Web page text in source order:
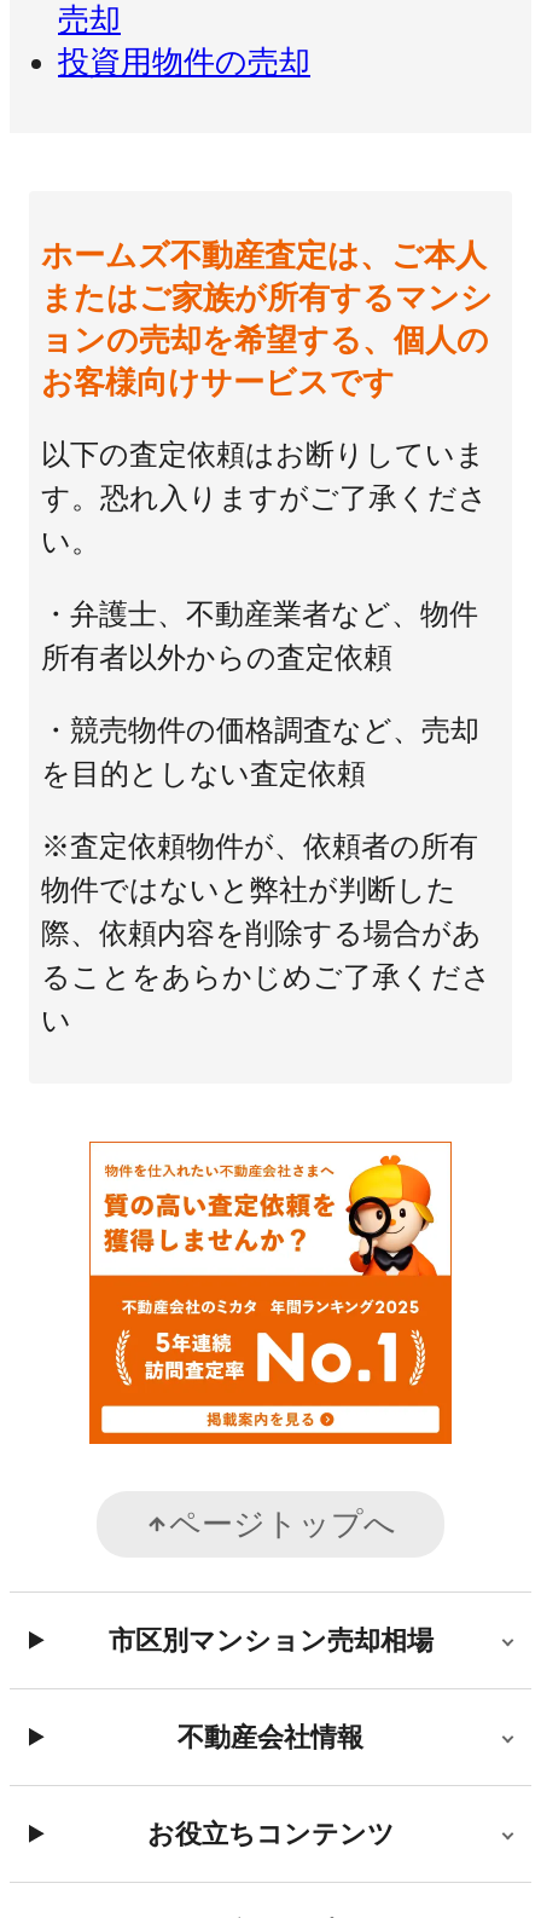
売却
投資用物件の売却
ホームズ不動産査定は、ご本人
またはご家族が所有するマンシ
ョンの売却を希望する、個人の
お客様向けサービスです
以下の査定依頼はお断りしていま
す。恐れ入りますがご了承くださ
い。
・弁護士、不動産業者など、物件
所有者以外からの査定依頼
・競売物件の価格調査など、売却
を目的としない査定依頼
※査定依頼物件が、依頼者の所有
物件ではないと弊社が判断した
際、依頼内容を削除する場合があ
ることをあらかじめご了承くださ
い
ページトップへ
市区別マンション売却相場
不動産会社情報
お役立ちコンテンツ